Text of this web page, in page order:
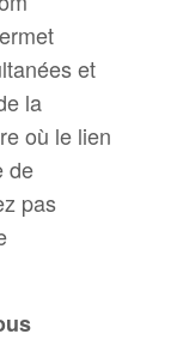
et
la
où le lien
de
pas